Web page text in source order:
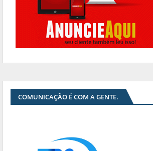
COMUNICAÇÃO É COM A GENTE.